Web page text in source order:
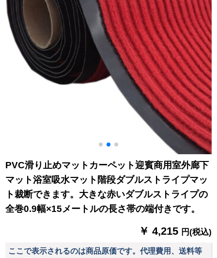
客間140 x 200 cm
PVC滑り止めマットカーペット迎賓商用室外廊下
マット浴室吸水マット階段ダブルストライプマッ
ト裁断できます。大きな赤いダブルストライプの
全巻0.9幅×15メートルの長さ帯の端付きです。
￥ 4,215 円(税込)
ここで表示されるのは商品原価です。代理費用、送料等